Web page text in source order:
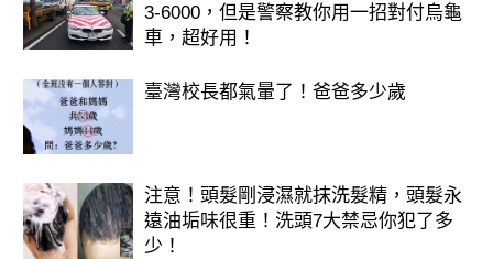
3-6000，但是警察教你用一招對付烏龜
車，超好用！
臺灣校長都氣暈了！爸爸多少歲
注意！頭髮剛浸濕就抹洗髮精，頭髮永
遠油垢味很重！洗頭7大禁忌你犯了多
少！